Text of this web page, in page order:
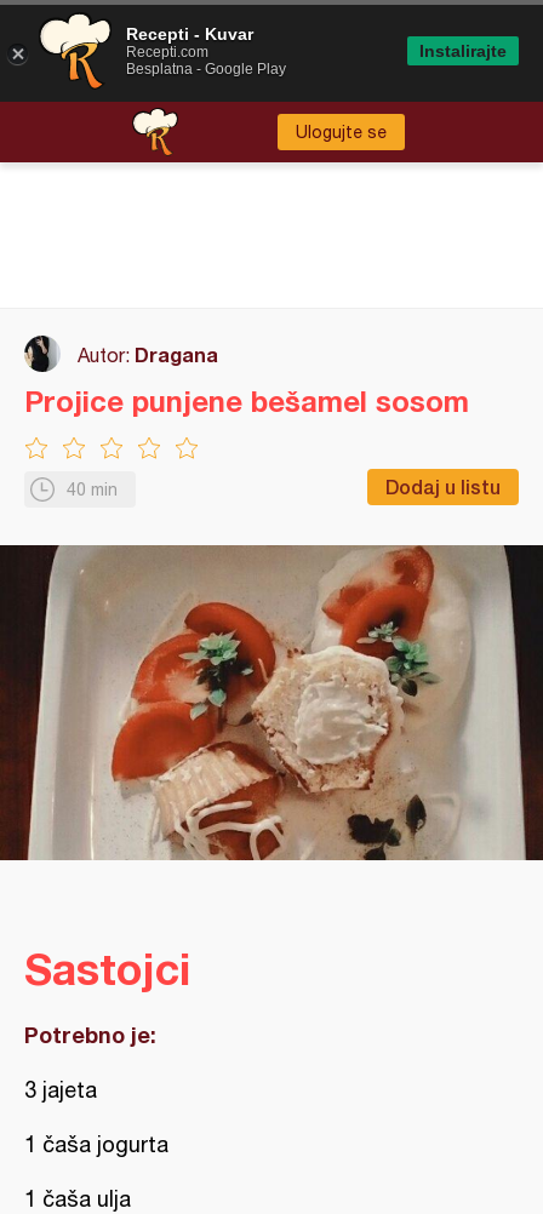
Ulogujte se
Autor: Dragana
40 min Dodaj u listu
Projice punjene bešamel sosom
Sastojci
Potrebno je:
3 jajeta
1 čaša jogurta
1 čaša ulja
Recepti - Kuvar
Recepti.com
Besplatna - Google Play
Instalirajte